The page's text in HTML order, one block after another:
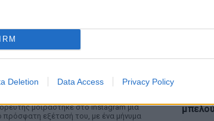
Deletion Data Access Privacy Policy
δυνατός»
μοιράστηκε στο Instagram μια
εξέτασή του, με ένα μήνυμα